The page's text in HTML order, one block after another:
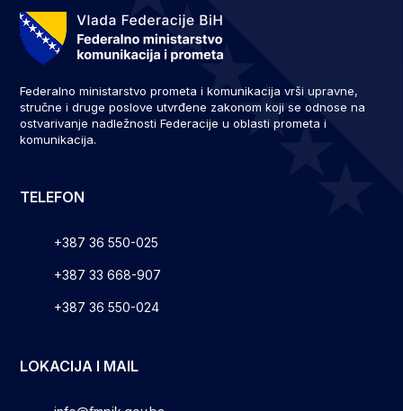
Federalno ministarstvo prometa i komunikacija vrši upravne,
stručne i druge poslove utvrđene zakonom koji se odnose na
ostvarivanje nadležnosti Federacije u oblasti prometa i
komunikacija.
TELEFON
+387 36 550-025
+387 33 668-907
+387 36 550-024
LOKACIJA I MAIL